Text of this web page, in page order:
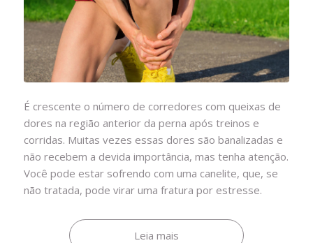
É crescente o número de corredores com queixas de
dores na região anterior da perna após treinos e
corridas. Muitas vezes essas dores são banalizadas e
não recebem a devida importância, mas tenha atenção.
Você pode estar sofrendo com uma canelite, que, se
não tratada, pode virar uma fratura por estresse.
Leia mais